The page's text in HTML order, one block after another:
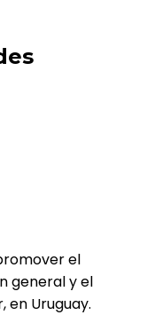
el
general y el
Uruguay.